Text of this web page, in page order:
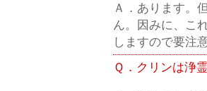
Ａ．あります。
ん。因みに、こ
しますので要注
Ｑ．クリンは浄